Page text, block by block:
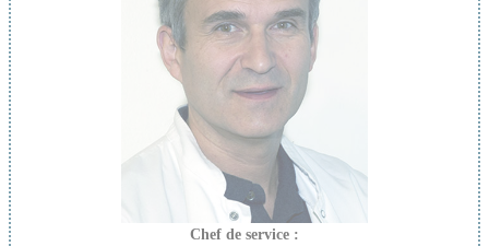
Chef de service :